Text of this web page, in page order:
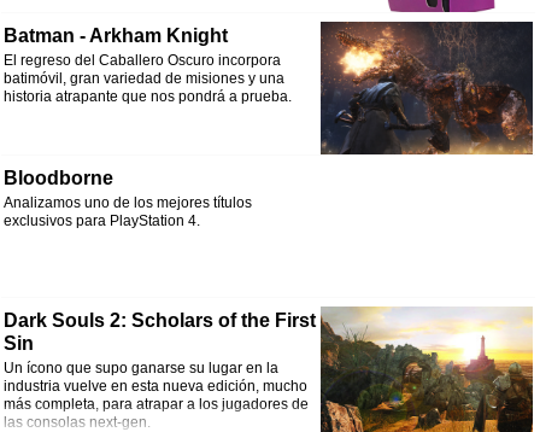
Batman - Arkham Knight
El regreso del Caballero Oscuro incorpora
batimóvil, gran variedad de misiones y una
historia atrapante que nos pondrá a prueba.
Bloodborne
Analizamos uno de los mejores títulos
exclusivos para PlayStation 4.
Dark Souls 2: Scholars of the First
Sin
Un ícono que supo ganarse su lugar en la
industria vuelve en esta nueva edición, mucho
más completa, para atrapar a los jugadores de
las consolas next-gen.